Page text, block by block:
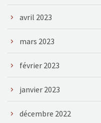
avril 2023
mars 2023
février 2023
janvier 2023
décembre 2022